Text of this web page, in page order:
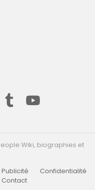
Wiki, biographies et
Confidentialité
Contact